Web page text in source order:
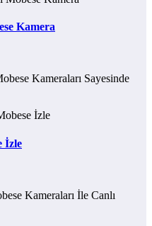
Kamera
Kameraları Sayesinde
İzle
Kameraları İle Canlı